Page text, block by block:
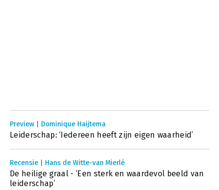
Preview | Dominique Haijtema
Leiderschap: ‘Iedereen heeft zijn eigen waarheid’
Recensie | Hans de Witte-van Mierlé
De heilige graal - ‘Een sterk en waardevol beeld van
leiderschap’